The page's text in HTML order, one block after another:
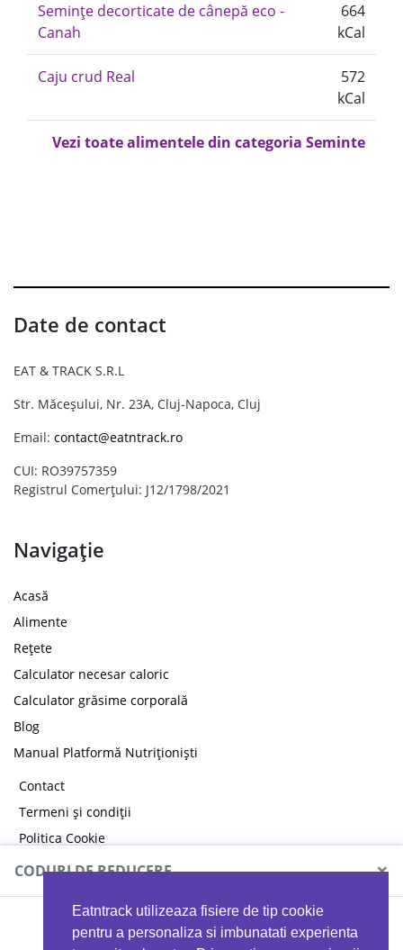
Eatntrack utilizeaza fisiere de tip cookie
pentru a personaliza si imbunatati experienta
Semințe decorticate de cânepă eco -
Canah
664
kCal
Caju crud Real
572
kCal
Vezi toate alimentele din categoria Seminte
Date de contact
EAT & TRACK S.R.L
Str. Măceșului, Nr. 23A, Cluj-Napoca, Cluj
Email: contact@eatntrack.ro
CUI: RO39757359
Registrul Comerțului: J12/1798/2021
Navigație
Acasă
Alimente
Rețete
Calculator necesar caloric
Calculator grăsime corporală
Blog
Manual Platformă Nutriționiști
Contact
Termeni și condiții
Politica Cookie
Politica de confidențialitate
CODURI DE REDUCERE ×
MYPROTEIN